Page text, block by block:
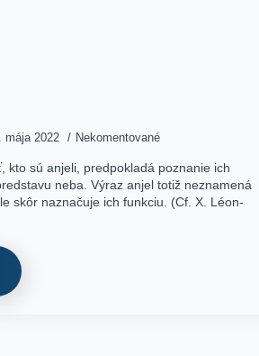
mája 2022 Nekomentované
kto sú anjeli, predpokladá poznanie ich
neba. Výraz anjel totiž neznamená
skôr naznačuje ich funkciu. (Cf. X. Léon-